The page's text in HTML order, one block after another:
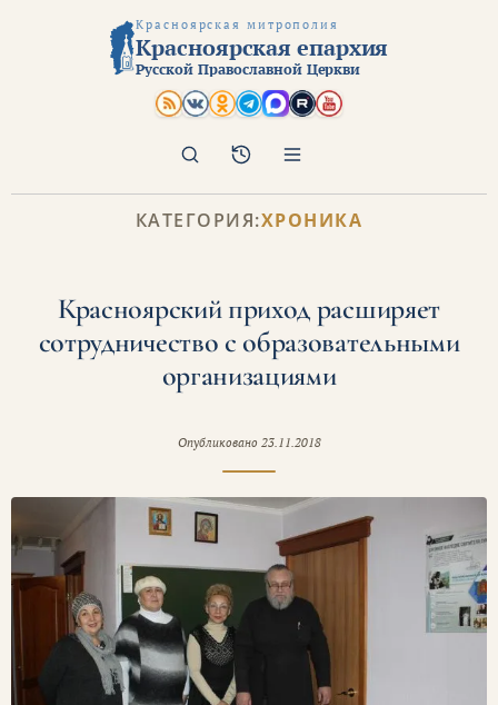
Красноярская митрополия
Красноярская епархия
Русской Православной Церкви
Архив
Поиск
КАТЕГОРИЯ:ХРОНИКА
Красноярский приход расширяет
сотрудничество с образовательными
организациями
Опубликовано 23.11.2018